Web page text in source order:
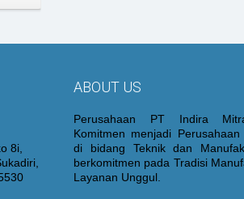
8i,
ABOUT US
Perusahaan PT Indira
Komitmen menjadi Perusahaan
di bidang Teknik dan
berkomitmen pada Tradisi
Layanan Unggul.